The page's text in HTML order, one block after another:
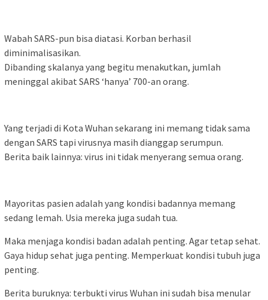
Wabah SARS-pun bisa diatasi. Korban berhasil
diminimalisasikan.
Dibanding skalanya yang begitu menakutkan, jumlah
meninggal akibat SARS ‘hanya’ 700-an orang.
Yang terjadi di Kota Wuhan sekarang ini memang tidak sama
dengan SARS tapi virusnya masih dianggap serumpun.
Berita baik lainnya: virus ini tidak menyerang semua orang.
Mayoritas pasien adalah yang kondisi badannya memang
sedang lemah. Usia mereka juga sudah tua.
Maka menjaga kondisi badan adalah penting. Agar tetap sehat.
Gaya hidup sehat juga penting. Memperkuat kondisi tubuh juga
penting.
Berita buruknya: terbukti virus Wuhan ini sudah bisa menular